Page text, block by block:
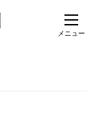
メニュー